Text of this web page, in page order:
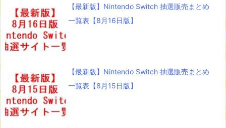
【最新版】Nintendo Switch 抽選販売まとめ
一覧表【8月16日版】
【最新版】Nintendo Switch 抽選販売まとめ
一覧表【8月15日版】